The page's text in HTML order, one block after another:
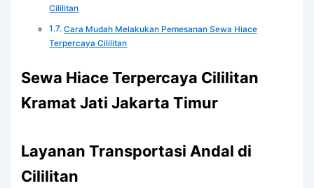
Cililitan
Cara Mudah Melakukan Pemesanan Sewa Hiace
Terpercaya Cililitan
Sewa Hiace Terpercaya Cililitan
Kramat Jati Jakarta Timur
Layanan Transportasi Andal di
Cililitan